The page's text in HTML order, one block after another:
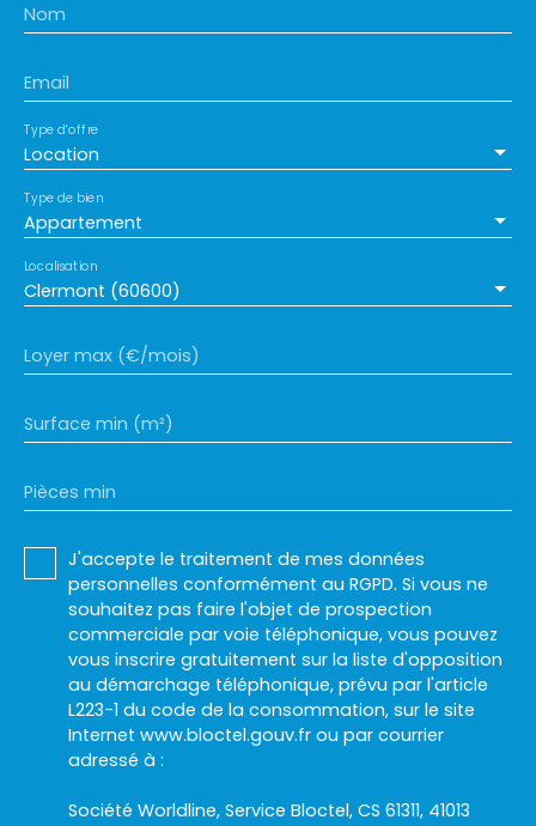
Nom
Email
Location
Type d'offre
Appartement
Type de bien
Clermont (60600)
Localisation
Loyer max (€/mois)
Surface min (m²)
Pièces min
J'accepte le traitement de mes données
personnelles conformément au RGPD. Si vous ne
souhaitez pas faire l'objet de prospection
commerciale par voie téléphonique, vous pouvez
vous inscrire gratuitement sur la liste d'opposition
au démarchage téléphonique, prévu par l'article
L223-1 du code de la consommation, sur le site
Internet www.bloctel.gouv.fr ou par courrier
adressé à :
Société Worldline, Service Bloctel, CS 61311, 41013